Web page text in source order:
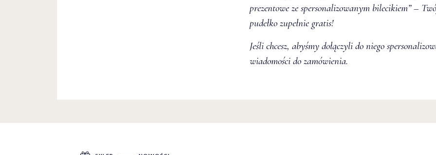
prezentowe ze spersonalizowanym bilecikiem” –
pudełko zupełnie gratis!
Jeśli chcesz, abyśmy dołączyli do niego
wiadomości do zamówienia.